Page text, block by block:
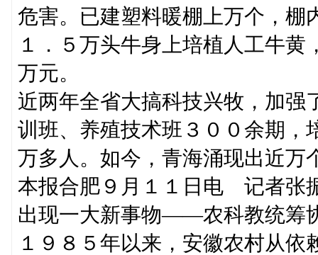
危害。已建塑料暖棚上万个，棚
１．５万头牛身上培植人工牛
万元。
近两年全省大搞科技兴牧，加强
训班、养殖技术班３００余期，
万多人。如今，青海涌现出近万
本报合肥９月１１日电 记者张
出现一大新事物——农科教统筹
１９８５年以来，安徽农村从